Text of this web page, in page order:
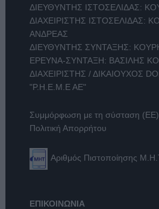
ΔΙΕΥΘΥΝΤΗΣ ΙΣΤΟΣΕΛΙΔΑΣ:
ΔΙΑΧΕΙΡΙΣΤΗΣ ΙΣΤΟΣΕΛΙΔΑΣ:
ΑΝΔΡΕΑΣ
ΔΙΕΥΘΥΝΤΗΣ ΣΥΝΤΑΞΗΣ:
ΕΡΕΥΝΑ-ΣΥΝΤΑΞΗ: ΒΑΣΙΛΗΣ
ΔΙΑΧΕΙΡΙΣΤΗΣ / ΔΙΚΑΙΟΥΧΟΣ
"Ρ.Η.Ε.Μ.Ε ΑΕ"
Συμμόρφωση με τη σύσταση
Πολιτική Απορρήτου
Αριθμός Πιστοποίησης
ΕΠΙΚΟΙΝΩΝΙΑ